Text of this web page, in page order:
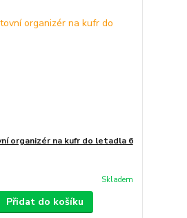
organizér na kufr do letadla 6
Skladem
Přidat do košíku